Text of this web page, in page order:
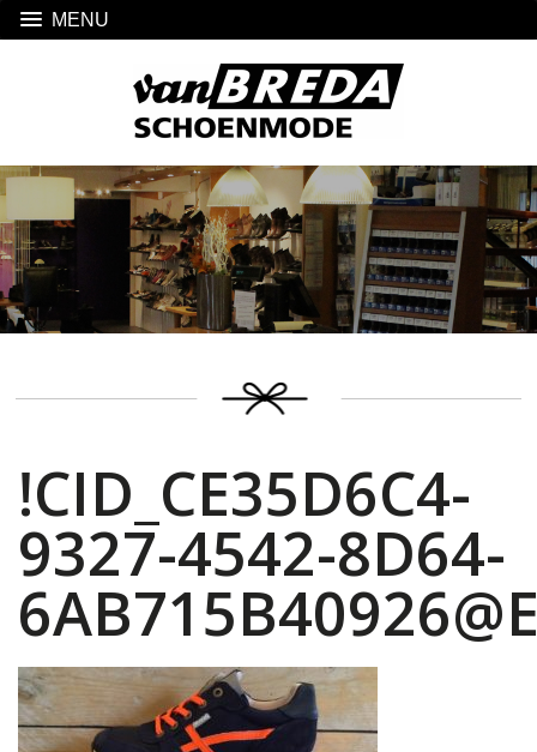
MENU
!CID_CE35D6C4-
9327-4542-8D64-